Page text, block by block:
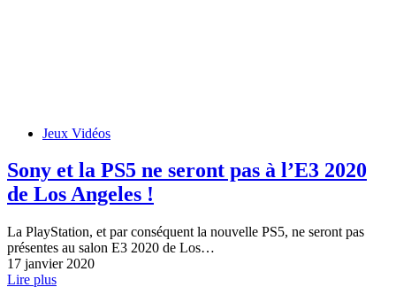
Jeux Vidéos
Sony et la PS5 ne seront pas à l’E3 2020
de Los Angeles !
La PlayStation, et par conséquent la nouvelle PS5, ne seront pas
présentes au salon E3 2020 de Los…
17 janvier 2020
Lire plus